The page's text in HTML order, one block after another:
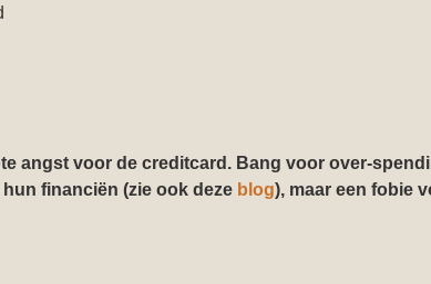
angst voor de creditcard. Bang voor over-
financiën (zie ook deze blog), maar een fobie